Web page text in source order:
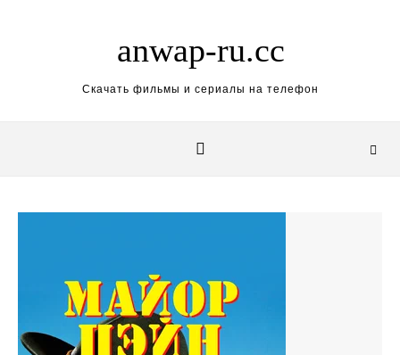
anwap-ru.cc
Скачать фильмы и сериалы на телефон